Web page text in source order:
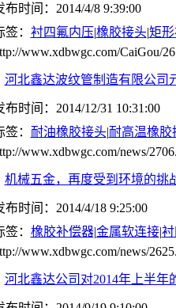
布时间：2014/4/8 9:39:00
签： 衬四氟内压|橡胶接头|矩
www.xdbwgc.com/CaiGou/
河北鑫达波纹管制造有限公司
布时间：2014/12/31 10:31:00
签： 耐油橡胶接头|耐高温橡胶
www.xdbwgc.com/news/
机械五金，再度受到环境的挑
布时间：2014/4/18 9:25:00
签： 橡胶补偿器|金属软连接|
www.xdbwgc.com/news/
河北鑫达公司对2014年上半年